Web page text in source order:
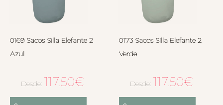
0169 Sacos Silla Elefante 2
Azul
Desde: 117.50€
0173 Sacos Silla Elefante 2
Verde
Desde: 117.50€